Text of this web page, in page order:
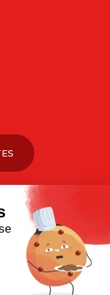
régulière. Plus